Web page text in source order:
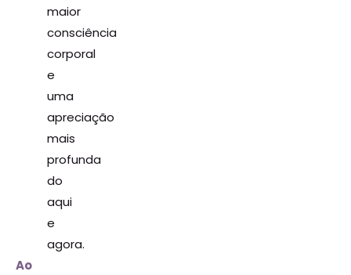
maior
consciência
corporal
e
uma
apreciação
mais
profunda
do
aqui
e
agora.
Ao